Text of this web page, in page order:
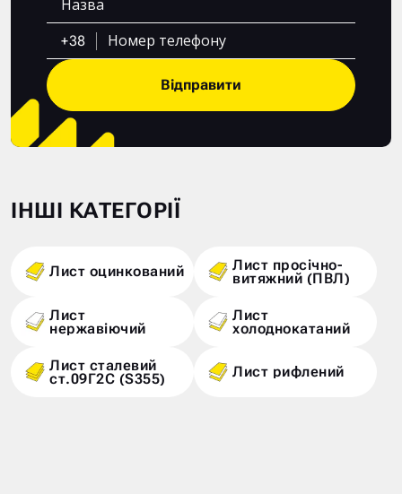
+38
Відправити
ІНШІ КАТЕГОРІЇ
Лист оцинкований Лист просічно-
витяжний (ПВЛ)
Лист
нержавіючий
Лист
холоднокатаний
Лист сталевий
ст.09Г2С (S355) Лист рифлений